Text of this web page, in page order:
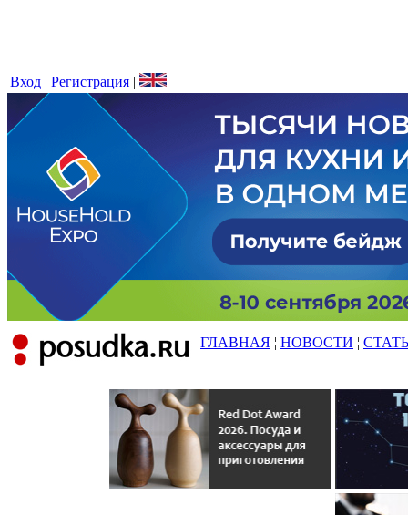
Вход | Регистрация |
ГЛАВНАЯ ¦ НОВОСТИ ¦